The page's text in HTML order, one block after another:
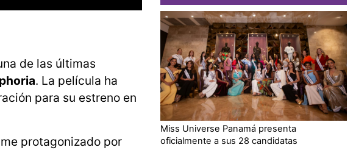
de las últimas
. La película ha
para su estreno en
protagonizado por
Miss Universe Panamá presenta
oficialmente a sus 28 candidatas